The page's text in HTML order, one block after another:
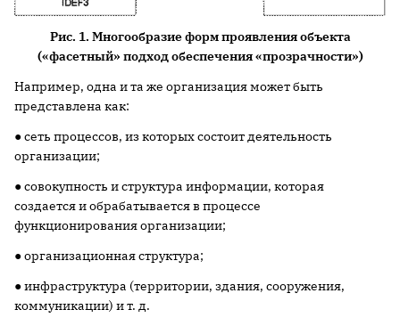
Рис. 1. Многообразие форм проявления объекта
(«фасетный» подход обеспечения «прозрачности»)
Например, одна и та же организация может быть
представлена как:
● сеть процессов, из которых состоит деятельность
организации;
● совокупность и структура информации, которая
создается и обрабатывается в процессе
функционирования организации;
● организационная структура;
● инфраструктура (территории, здания, сооружения,
коммуникации) и т. д.